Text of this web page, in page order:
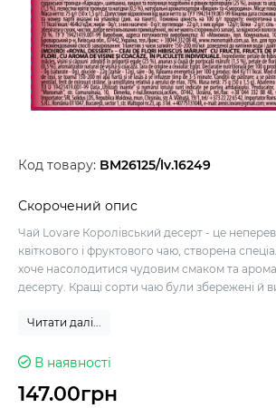
Код товару: BM26125/lv.16249
Скорочений опис
Чай Lovare Королівський десерт - це
квіткового і фруктового чаю, створена
хоче насолодитися чудовим смаком та
десерту. Кращі сорти чаю були збережені й
Читати далі...
В наявності
147.00грн